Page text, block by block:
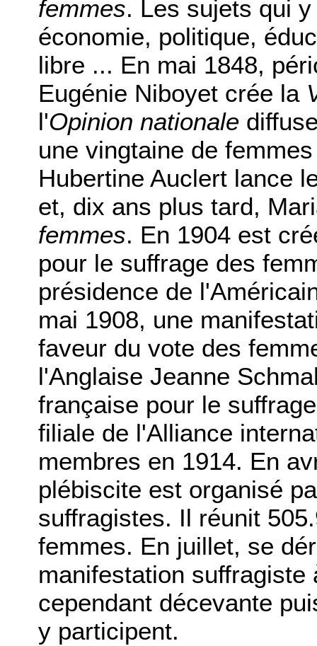
femmes. Les sujets qui
économie, politique,
libre ... En mai 1848,
Eugénie Niboyet crée la
l'Opinion nationale
une vingtaine de
Hubertine Auclert lance
et, dix ans plus tard,
femmes. En 1904 est
pour le suffrage des
présidence de
mai 1908, une
faveur du vote des
l'Anglaise Jeanne
française pour le
filiale de l'Alliance
membres en 1914. En
plébiscite est organisé
suffragistes. Il réunit
femmes. En juillet, se
manifestation
cependant décevante
y participent.